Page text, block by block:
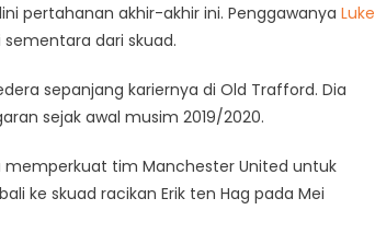
pertahanan akhir-akhir ini. Penggawanya Luke
dari skuad.
sepanjang kariernya di Old Trafford. Dia
sejak awal musim 2019/2020.
memperkuat tim Manchester United untuk
ke skuad racikan Erik ten Hag pada Mei